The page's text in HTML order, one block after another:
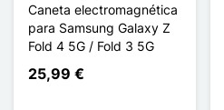
Caneta electromagnética
para Samsung Galaxy Z
Fold 4 5G / Fold 3 5G
25,99 €